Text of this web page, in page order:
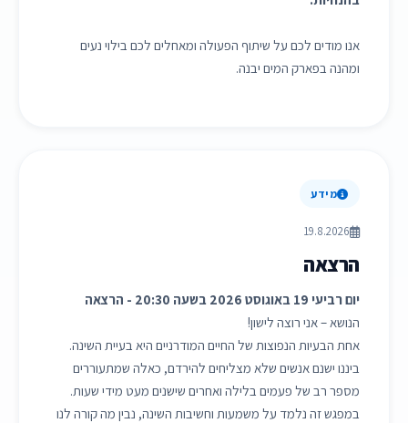
אנו מודים לכם על שיתוף הפעולה ומאחלים לכם בילוי נעים
ומהנה בפארק המים יבנה.
מידע
19.8.2026
הרצאה
יום רביעי 19 באוגוסט 2026 בשעה 20:30 - הרצאה
הנושא – אני רוצה לישון!
אחת הבעיות הנפוצות של החיים המודרניים היא בעיית השינה.
ביננו ישנם אנשים שלא מצליחים להירדם, כאלה שמתעוררים
מספר רב של פעמים בלילה ואחרים שישנים מעט מידי שעות.
במפגש זה נלמד על משמעות וחשיבות השינה, נבין מה קורה לנו